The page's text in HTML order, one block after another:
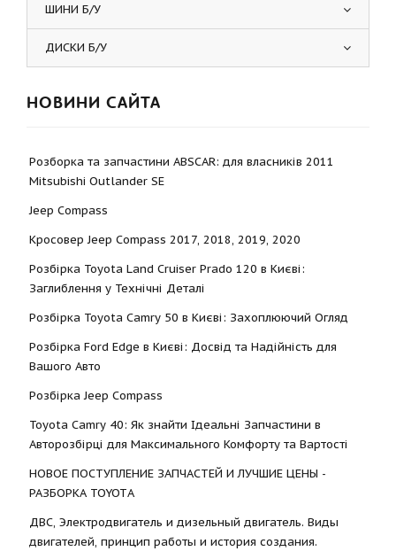
ШИНИ Б/У
ДИСКИ Б/У
НОВИНИ САЙТА
Розборка та запчастини ABSCAR: для власників 2011
Mitsubishi Outlander SE
Jeep Compass
Кросовер Jeep Compass 2017, 2018, 2019, 2020
Розбірка Toyota Land Cruiser Prado 120 в Києві:
Заглиблення у Технічні Деталі
Розбірка Toyota Camry 50 в Києві: Захоплюючий Огляд
Розбірка Ford Edge в Києві: Досвід та Надійність для
Вашого Авто
Розбірка Jeep Compass
Toyota Camry 40: Як знайти Ідеальні Запчастини в
Авторозбірці для Максимального Комфорту та Вартості
НОВОЕ ПОСТУПЛЕНИЕ ЗАПЧАСТЕЙ И ЛУЧШИЕ ЦЕНЫ -
РАЗБОРКА TOYOTА
ДВС, Электродвигатель и дизельный двигатель. Виды
двигателей, принцип работы и история создания.